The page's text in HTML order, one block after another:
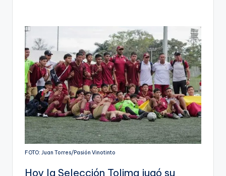
FOTO: Juan Torres/Pasión Vinotinto
Hoy la Selección Tolima jugó su